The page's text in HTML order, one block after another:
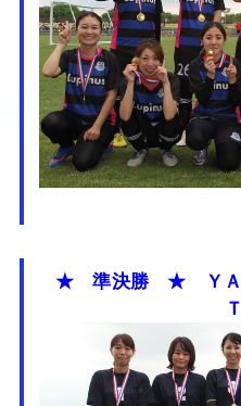
★ 準決勝 ★ ＹＡ